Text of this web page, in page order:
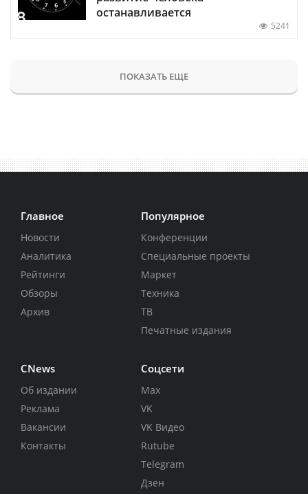
останавливается
5241
ПОКАЗАТЬ ЕЩЕ
Главное
Новости
Аналитика
Рейтинги
Обзоры
Архив
Популярное
Конференции
Специальные проекты
Маркет
Техника
ТВ
Печатные издания
CNews
Об издании
Реклама
Вакансии
Контакты
Соцсети
Max
VK
VK Видео
Rutube
Telegram
Дзен